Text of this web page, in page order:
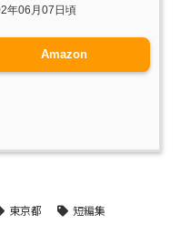
年06月07日頃
Amazon
東京都
短編集